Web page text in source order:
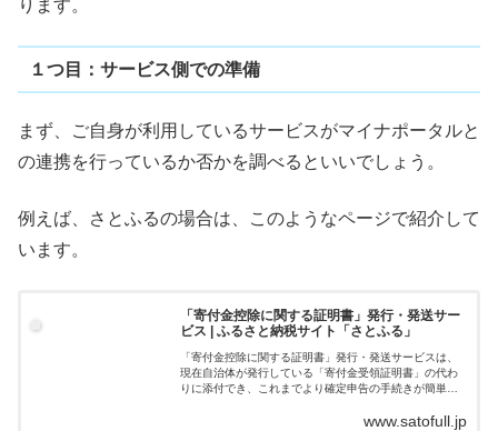
ります。
１つ目：サービス側での準備
まず、ご自身が利用しているサービスがマイナポータルと
の連携を行っているか否かを調べるといいでしょう。
例えば、さとふるの場合は、このようなページで紹介して
います。
「寄付金控除に関する証明書」発行・発送サー
ビス | ふるさと納税サイト「さとふる」
「寄付金控除に関する証明書」発行・発送サービスは、
現在自治体が発行している「寄付金受領証明書」の代わ
りに添付でき、これまでより確定申告の手続きが簡単・
付額を一覧でまとめた「寄付金控除に関す...www.satofull.jp